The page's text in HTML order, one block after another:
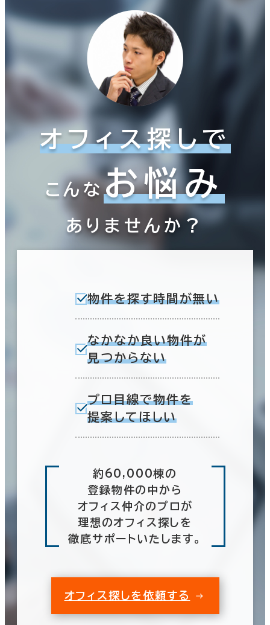
オフィス探しで
こんなお悩み
ありませんか？
物件を探す時間が無い
なかなか良い物件が
見つからない
プロ目線で物件を
提案してほしい
約60,000棟の
登録物件の中から
オフィス仲介のプロが
理想のオフィス探しを
徹底サポートいたします。
オフィス探しを依頼する